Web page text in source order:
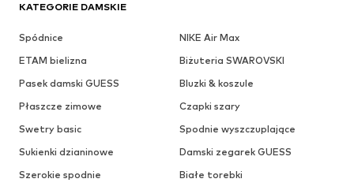
KATEGORIE DAMSKIE
Spódnice
NIKE Air Max
ETAM bielizna
Biżuteria SWAROVSKI
Pasek damski GUESS
Bluzki & koszule
Płaszcze zimowe
Czapki szary
Swetry basic
Spodnie wyszczuplające
Sukienki dzianinowe
Damski zegarek GUESS
Szerokie spodnie
Białe torebki